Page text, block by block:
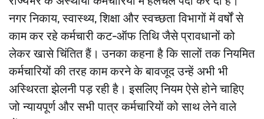
नगर निकाय, स्वास्थ्य, शिक्षा और स्वच्छता विभागों में वर्षों से
काम कर रहे कर्मचारी कट-ऑफ तिथि जैसे प्रावधानों को
लेकर खासे चिंतित हैं। उनका कहना है कि सालों तक नियमित
कर्मचारियों की तरह काम करने के बावजूद उन्हें अभी भी
अस्थिरता झेलनी पड़ रही है। इसलिए नियम ऐसे होने चाहिए
जो न्यायपूर्ण और सभी पात्र कर्मचारियों को साथ लेने वाले